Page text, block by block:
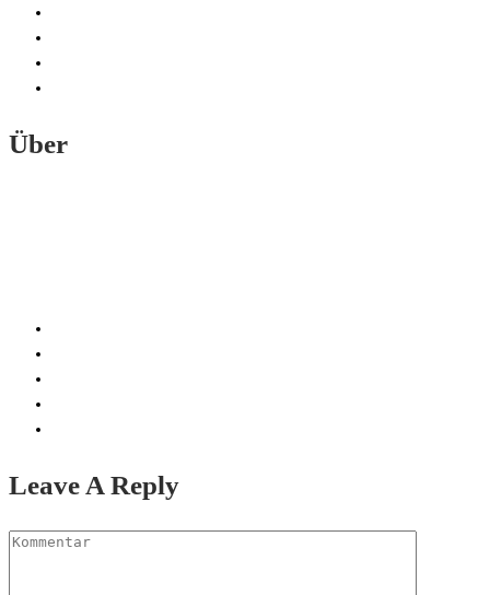
Über
Leave A Reply